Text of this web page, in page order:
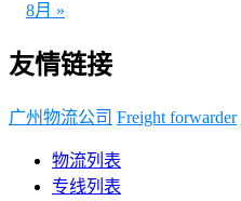
8月 »
友情链接
广州物流公司 Freight forwarder
物流列表
专线列表